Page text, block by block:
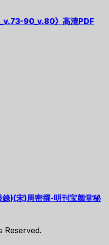
90_v.80》高清PDF
錄)(宋)周密撰-明刊宝颜堂秘
Reserved.